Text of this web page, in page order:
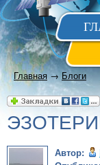
Главная→Блоги
Автор: